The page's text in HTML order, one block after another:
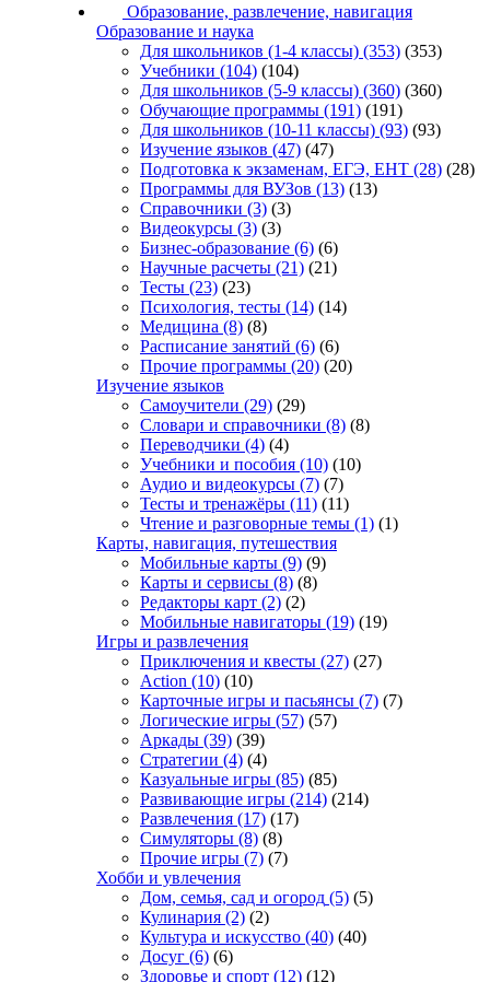
Образование, развлечение, навигация
Образование и наука
Для школьников (1-4 классы) (353) (353)
Учебники (104) (104)
Для школьников (5-9 классы) (360) (360)
Обучающие программы (191) (191)
Для школьников (10-11 классы) (93) (93)
Изучение языков (47) (47)
Подготовка к экзаменам, ЕГЭ, ЕНТ (28) (28)
Программы для ВУЗов (13) (13)
Справочники (3) (3)
Видеокурсы (3) (3)
Бизнес-образование (6) (6)
Научные расчеты (21) (21)
Тесты (23) (23)
Психология, тесты (14) (14)
Медицина (8) (8)
Расписание занятий (6) (6)
Прочие программы (20) (20)
Изучение языков
Самоучители (29) (29)
Словари и справочники (8) (8)
Переводчики (4) (4)
Учебники и пособия (10) (10)
Аудио и видеокурсы (7) (7)
Тесты и тренажёры (11) (11)
Чтение и разговорные темы (1) (1)
Карты, навигация, путешествия
Мобильные карты (9) (9)
Карты и сервисы (8) (8)
Редакторы карт (2) (2)
Мобильные навигаторы (19) (19)
Игры и развлечения
Приключения и квесты (27) (27)
Action (10) (10)
Карточные игры и пасьянсы (7) (7)
Логические игры (57) (57)
Аркады (39) (39)
Стратегии (4) (4)
Казуальные игры (85) (85)
Развивающие игры (214) (214)
Развлечения (17) (17)
Симуляторы (8) (8)
Прочие игры (7) (7)
Хобби и увлечения
Дом, семья, сад и огород (5) (5)
Кулинария (2) (2)
Культура и искусство (40) (40)
Досуг (6) (6)
Здоровье и спорт (12) (12)